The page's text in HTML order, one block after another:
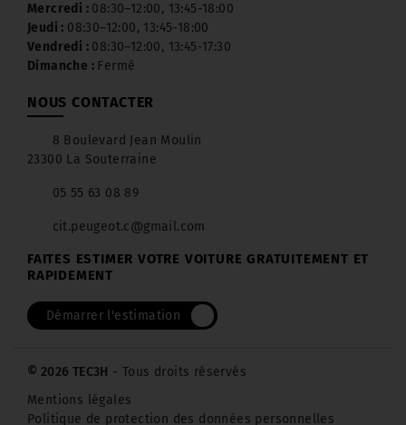
Mercredi : 08:30–12:00, 13:45-18:00
Jeudi : 08:30–12:00, 13:45-18:00
Vendredi : 08:30–12:00, 13:45-17:30
Dimanche : Fermé
NOUS CONTACTER
8 Boulevard Jean Moulin
23300 La Souterraine
05 55 63 08 89
cit.peugeot.c@gmail.com
FAITES ESTIMER VOTRE VOITURE GRATUITEMENT ET
RAPIDEMENT
Démarrer l'estimation
© 2026 TEC3H - Tous droits réservés
Mentions légales
Politique de protection des données personnelles